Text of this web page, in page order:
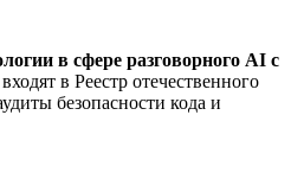
в сфере разговорного AI с
в Реестр отечественного
безопасности кода и